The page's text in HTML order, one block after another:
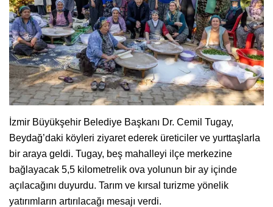
İzmir Büyükşehir Belediye Başkanı Dr. Cemil Tugay,
Beydağ’daki köyleri ziyaret ederek üreticiler ve yurttaşlarla
bir araya geldi. Tugay, beş mahalleyi ilçe merkezine
bağlayacak 5,5 kilometrelik ova yolunun bir ay içinde
açılacağını duyurdu. Tarım ve kırsal turizme yönelik
yatırımların artırılacağı mesajı verdi.